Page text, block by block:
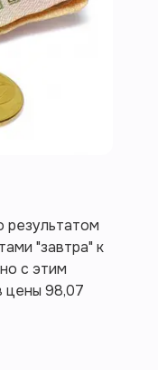
результатом
"завтра" к
с этим
цены 98,07